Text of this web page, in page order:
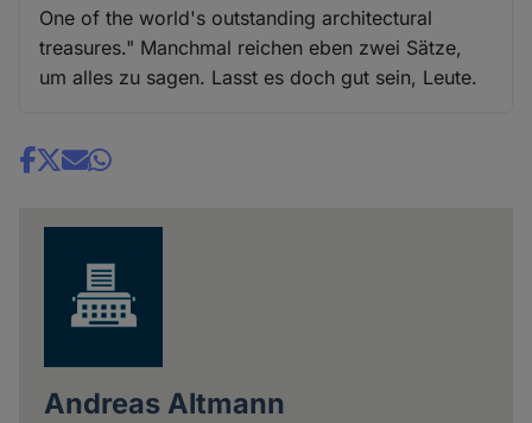
One of the world's outstanding architectural
treasures." Manchmal reichen eben zwei Sätze,
um alles zu sagen. Lasst es doch gut sein, Leute.
Share
Andreas Altmann